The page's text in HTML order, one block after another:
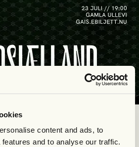
content and ads, to
and to analyse our traffic.
Nordsjælland 23/7
herrar hemma mot FC